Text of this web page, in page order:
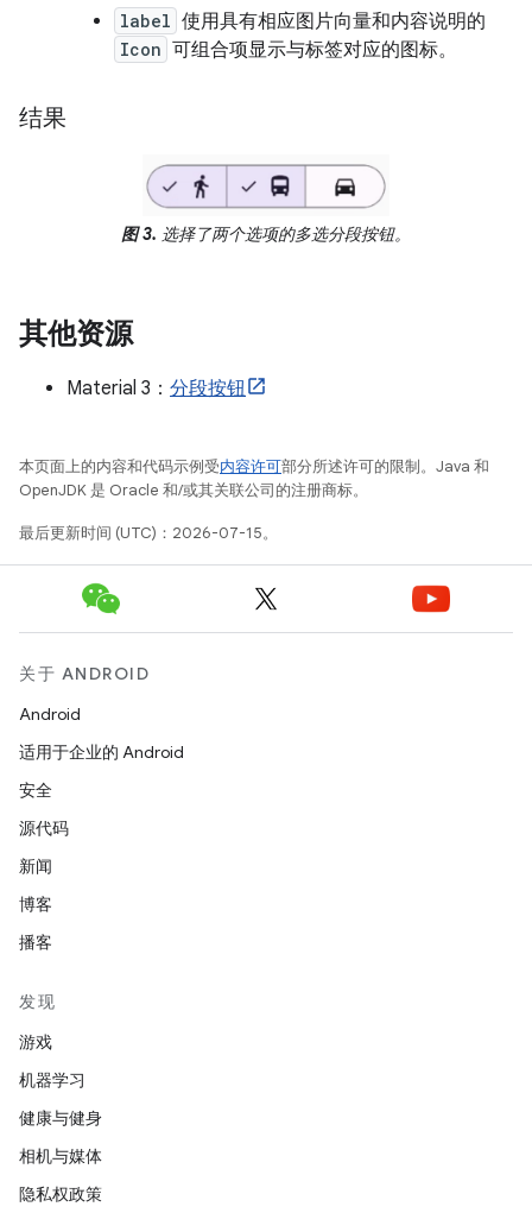
label 使用具有相应图片向量和内容说明的
Icon 可组合项显示与标签对应的图标。
结果
图 3. 选择了两个选项的多选分段按钮。
其他资源
Material 3： 分段按钮
本页面上的内容和代码示例受内容许可部分所述许可的限制。Java 和
OpenJDK 是 Oracle 和/或其关联公司的注册商标。
最后更新时间 (UTC)：2026-07-15。
关于 ANDROID
Android
适用于企业的 Android
安全
源代码
新闻
博客
播客
发现
游戏
机器学习
健康与健身
相机与媒体
隐私权政策